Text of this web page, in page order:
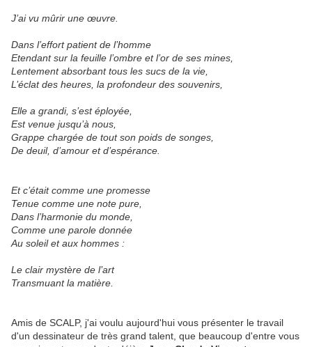
J’ai vu mûrir une œuvre.
Dans l’effort patient de l’homme
Etendant sur la feuille l’ombre et l’or de ses mines,
Lentement absorbant tous les sucs de la vie,
L’éclat des heures, la profondeur des souvenirs,
Elle a grandi, s’est éployée,
Est venue jusqu’à nous,
Grappe chargée de tout son poids de songes,
De deuil, d’amour et d’espérance.
Et c’était comme une promesse
Tenue comme une note pure,
Dans l’harmonie du monde,
Comme une parole donnée
Au soleil et aux hommes :
Le clair mystère de l’art
Transmuant la matière.
Amis de SCALP, j'ai voulu aujourd'hui vous présenter le travail
d'un dessinateur de très grand talent, que beaucoup d'entre vous